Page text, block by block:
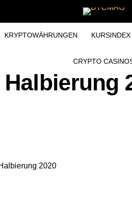
KRYPTOWÄHRUNGEN KURSINDEX
CRYPTO